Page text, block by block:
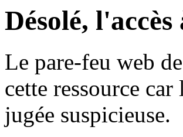
Désolé,
Le pare-feu web
cette ressource
jugée suspicieuse.